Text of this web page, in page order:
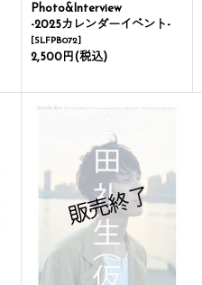
Photo&Interview
-2025カレンダーイベント-
[SLFPB072]
2,500円 (税込)